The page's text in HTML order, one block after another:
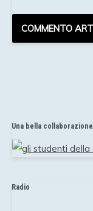
Una bella collaborazione
Radio